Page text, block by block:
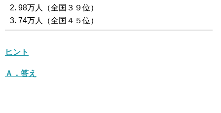
98万人（全国３９位）
74万人（全国４５位）
ヒント
Ａ．答え